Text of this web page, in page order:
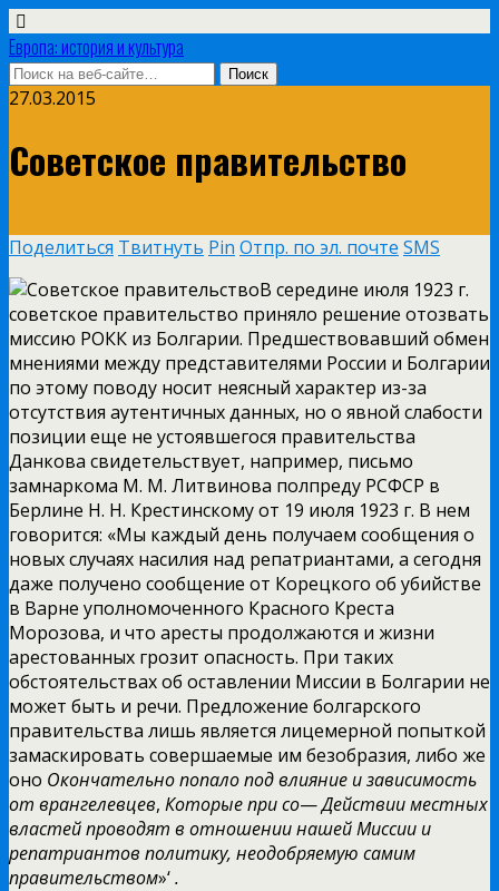
Европа: история и культура
27.03.2015
Советское правительство
Поделиться Твитнуть Pin Отпр. по эл. почте SMS
В середине июля 1923 г.
советское правительство приняло решение отозвать
миссию РОКК из Болгарии. Предшествовавший обмен
мнениями между представителями России и Болгарии
по этому поводу носит неясный характер из-за
отсутствия аутентичных данных, но о явной слабости
позиции еще не устоявшегося правительства
Данкова свидетельствует, например, письмо
замнаркома М. М. Литвинова полпреду РСФСР в
Берлине Н. Н. Крестинскому от 19 июля 1923 г. В нем
говорится: «Мы каждый день получаем сообщения о
новых случаях насилия над репатриантами, а сегодня
даже получено сообщение от Корецкого об убийстве
в Варне уполномоченного Красного Креста
Морозова, и что аресты продолжаются и жизни
арестованных грозит опасность. При таких
обстоятельствах об оставлении Миссии в Болгарии не
может быть и речи. Предложение болгарского
правительства лишь является лицемерной попыткой
замаскировать совершаемые им безобразия, либо же
оно Окончательно попало под влияние и зависимость
от врангелевцев, Которые при со—Действии местных
властей проводят в отношении нашей Миссии и
репатриантов политику, неодобряемую самим
правительством»‘.